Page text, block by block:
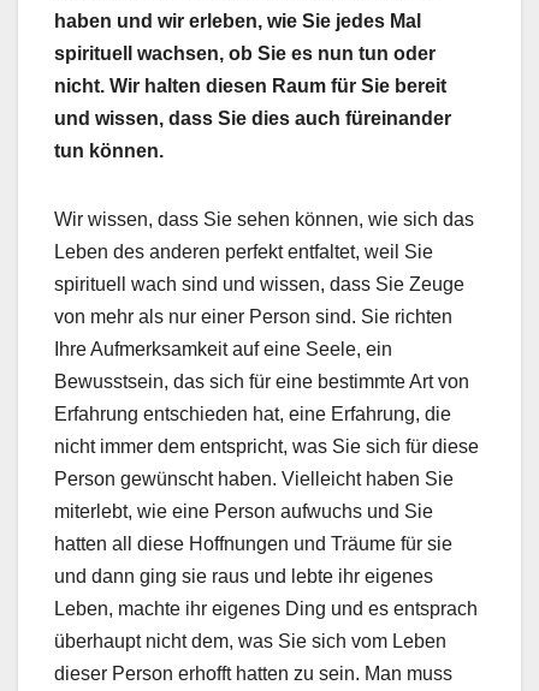
haben und wir erleben, wie Sie jedes Mal
spirituell wachsen, ob Sie es nun tun oder
nicht. Wir halten diesen Raum für Sie bereit
und wissen, dass Sie dies auch füreinander
tun können.
Wir wissen, dass Sie sehen können, wie sich das
Leben des anderen perfekt entfaltet, weil Sie
spirituell wach sind und wissen, dass Sie Zeuge
von mehr als nur einer Person sind. Sie richten
Ihre Aufmerksamkeit auf eine Seele, ein
Bewusstsein, das sich für eine bestimmte Art von
Erfahrung entschieden hat, eine Erfahrung, die
nicht immer dem entspricht, was Sie sich für diese
Person gewünscht haben. Vielleicht haben Sie
miterlebt, wie eine Person aufwuchs und Sie
hatten all diese Hoffnungen und Träume für sie
und dann ging sie raus und lebte ihr eigenes
Leben, machte ihr eigenes Ding und es entsprach
überhaupt nicht dem, was Sie sich vom Leben
dieser Person erhofft hatten zu sein. Man muss